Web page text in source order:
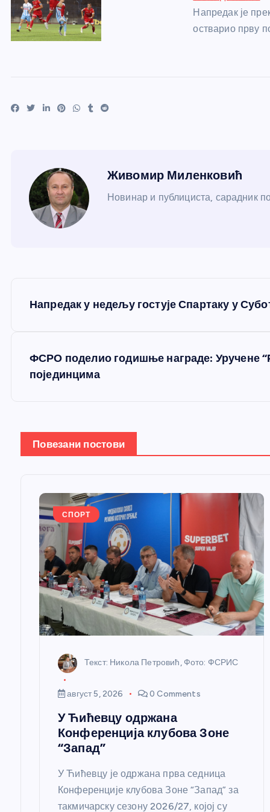
Напредак је
остварио прву
Живомир Миленковић
Новинар и публициста, сарадник
а
њ
Напредак у недељу гостује Спартаку у
ФСРО поделио годишње награде: Уручене
појединцима
Повезани постови
СПОРТ
Текст: Никола Петровић, Фото: ФСРИС
август 5, 2026 0 Comments
У Ћићевцу одржана
Конференција клубова Зоне
“Запад”
У Ћићевцу је одржана прва седница
Конференције клубова Зоне “Запад” за
такмичарску сезону 2026/27, којој су